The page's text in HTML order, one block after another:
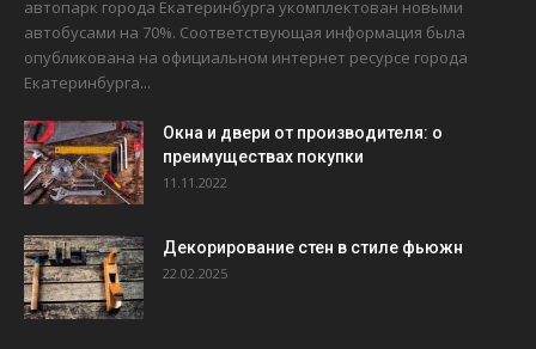
автопарк города Екатеринбурга укомплектован новыми
автобусами на 70%. Соответствующая информация была
опубликована на официальном интернет ресурсе города
Екатеринбурга...
Окна и двери от производителя: о
преимуществах покупки
11.11.2022
Декорирование стен в стиле фьюжн
22.02.2025